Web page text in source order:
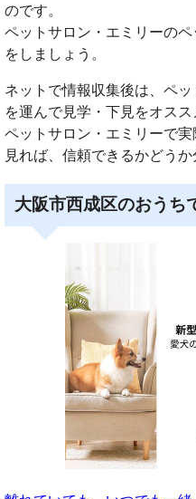
のです。
ペットサロン・エミリーの
をしましょう。
ネットで情報収集後は、ペ
を運んで見学・下見をオスス
ペットサロン・エミリーで
見れば、信頼できるかどうか
大阪市西成区のおうち